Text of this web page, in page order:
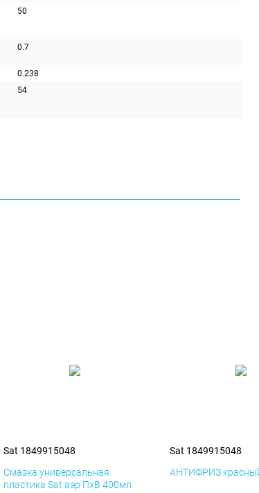
50
0.7
0.238
54
Sat 1849915048
Смазка универсальная
пластика Sat аэр ПхВ 400мл
Sat 1849915048
АНТИФРИЗ